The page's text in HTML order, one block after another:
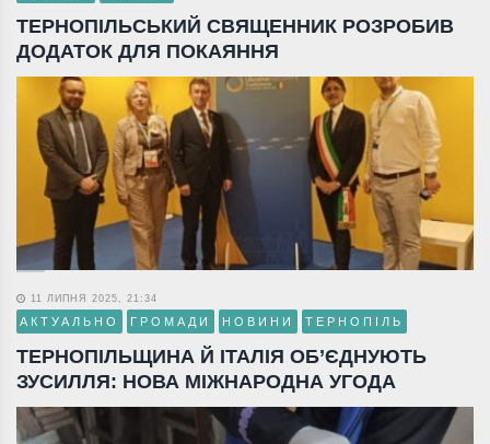
ТЕРНОПІЛЬСЬКИЙ СВЯЩЕННИК РОЗРОБИВ
ДОДАТОК ДЛЯ ПОКАЯННЯ
11 ЛИПНЯ 2025, 21:34
АКТУАЛЬНО ГРОМАДИ НОВИНИ ТЕРНОПІЛЬ
ТЕРНОПІЛЬЩИНА Й ІТАЛІЯ ОБ’ЄДНУЮТЬ
ЗУСИЛЛЯ: НОВА МІЖНАРОДНА УГОДА